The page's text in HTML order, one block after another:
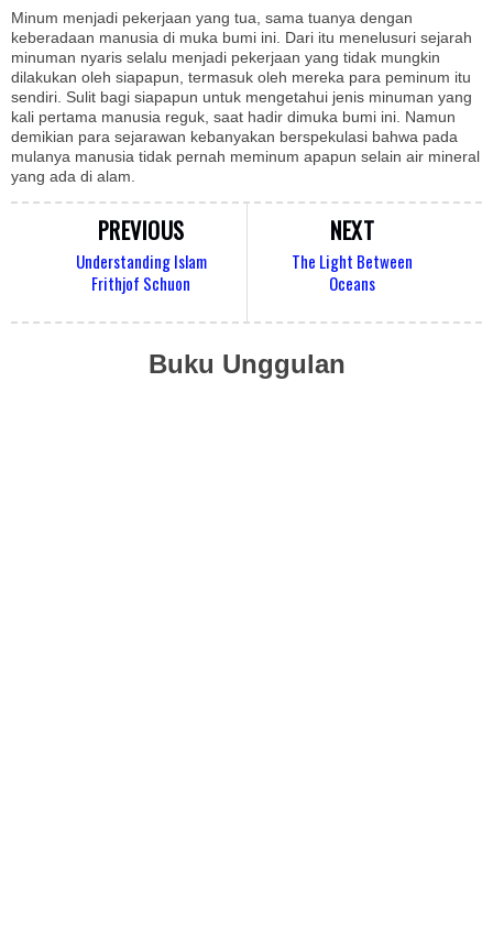
Minum menjadi pekerjaan yang tua, sama tuanya dengan
keberadaan manusia di muka bumi ini. Dari itu menelusuri sejarah
minuman nyaris selalu menjadi pekerjaan yang tidak mungkin
dilakukan oleh siapapun, termasuk oleh mereka para peminum itu
sendiri. Sulit bagi siapapun untuk mengetahui jenis minuman yang
kali pertama manusia reguk, saat hadir dimuka bumi ini. Namun
demikian para sejarawan kebanyakan berspekulasi bahwa pada
mulanya manusia tidak pernah meminum apapun selain air mineral
yang ada di alam.
NEXT
The Light Between
Oceans
PREVIOUS
Understanding Islam
Frithjof Schuon
Buku Unggulan